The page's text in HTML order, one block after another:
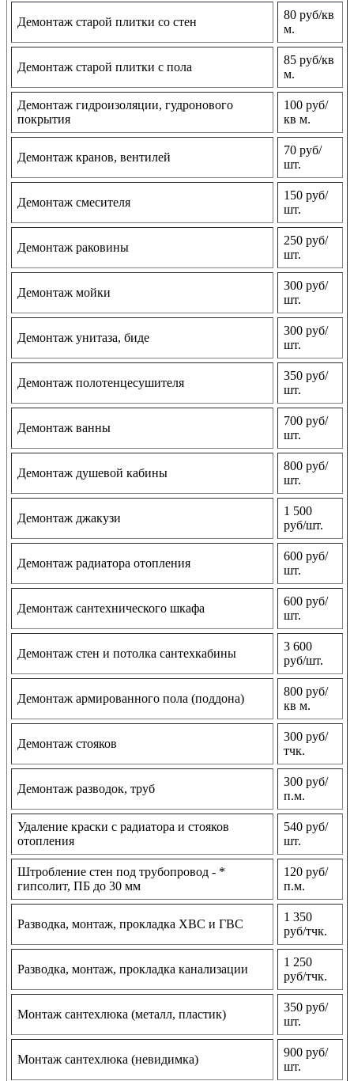
Демонтаж старой плитки со стен
80 руб/кв
м.
Демонтаж старой плитки с пола
85 руб/кв
м.
Демонтаж гидроизоляции, гудронового
покрытия
100 руб/
кв м.
Демонтаж кранов, вентилей
70 руб/
шт.
Демонтаж смесителя
150 руб/
шт.
Демонтаж раковины
250 руб/
шт.
Демонтаж мойки
300 руб/
шт.
Демонтаж унитаза, биде
300 руб/
шт.
Демонтаж полотенцесушителя
350 руб/
шт.
Демонтаж ванны
700 руб/
шт.
Демонтаж душевой кабины
800 руб/
шт.
Демонтаж джакузи
1 500
руб/шт.
Демонтаж радиатора отопления
600 руб/
шт.
Демонтаж сантехнического шкафа
600 руб/
шт.
Демонтаж стен и потолка сантехкабины
3 600
руб/шт.
Демонтаж армированного пола (поддона)
800 руб/
кв м.
Демонтаж стояков
300 руб/
тчк.
Демонтаж разводок, труб
300 руб/
п.м.
Удаление краски с радиатора и стояков
отопления
540 руб/
шт.
Штробление стен под трубопровод - *
гипсолит, ПБ до 30 мм
120 руб/
п.м.
Разводка, монтаж, прокладка ХВС и ГВС
1 350
руб/тчк.
Разводка, монтаж, прокладка канализации
1 250
руб/тчк.
Монтаж сантехлюка (металл, пластик)
350 руб/
шт.
Монтаж сантехлюка (невидимка)
900 руб/
шт.